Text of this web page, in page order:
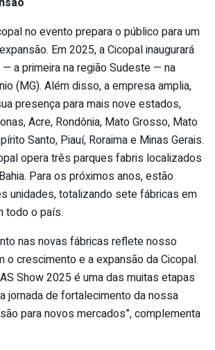
no evento prepara o público para um
Em 2025, a Cicopal inaugurará
a primeira na região Sudeste — na
(MG). Além disso, a empresa amplia,
presença para mais nove estados,
Acre, Rondônia, Mato Grosso, Mato
Santo, Piauí, Roraima e Minas Gerais.
opera três parques fabris localizados
Para os próximos anos, estão
unidades, totalizando sete fábricas em
todo o país.
nas novas fábricas reflete nosso
o crescimento e a expansão da Cicopal.
Show 2025 é uma das muitas etapas
jornada de fortalecimento da nossa
para novos mercados”, complementa